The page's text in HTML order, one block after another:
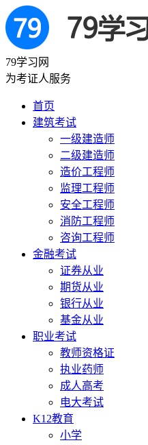
79学习网
为考证人服务
首页
建筑考试
一级建造师
二级建造师
造价工程师
监理工程师
安全工程师
消防工程师
咨询工程师
金融考试
证券从业
期货从业
银行从业
基金从业
职业考试
教师资格证
执业药师
成人高考
电大考试
K12教育
小学